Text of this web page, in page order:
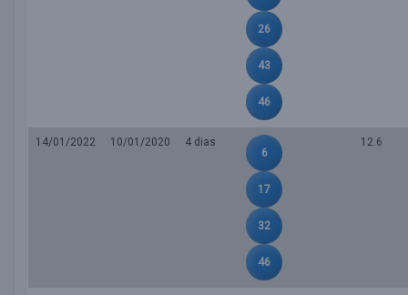
26
43
46
14/01/2022 10/01/2020
4 dias
6
17
32
46
12.6